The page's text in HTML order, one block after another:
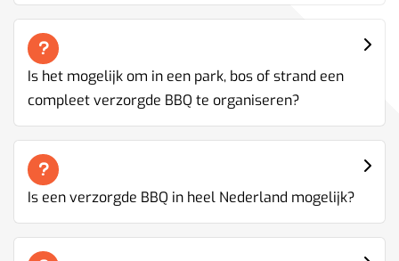
Is het mogelijk om in een park, bos of strand een
compleet verzorgde BBQ te organiseren?
Is een verzorgde BBQ in heel Nederland mogelijk?